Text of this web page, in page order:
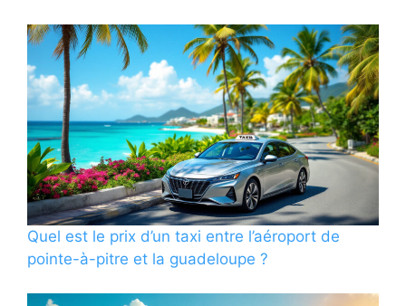
Quel est le prix d’un taxi entre l’aéroport de
pointe-à-pitre et la guadeloupe ?